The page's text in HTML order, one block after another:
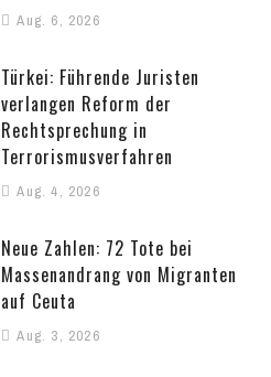
Aug. 6, 2026
Türkei: Führende Juristen
verlangen Reform der
Rechtsprechung in
Terrorismusverfahren
Aug. 4, 2026
Neue Zahlen: 72 Tote bei
Massenandrang von Migranten
auf Ceuta
Aug. 3, 2026